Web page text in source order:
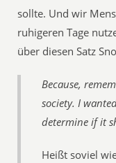
sollte. Und wir
ruhigeren Tage
über diesen Satz
Because,
society. I
determine if it
Heißt soviel